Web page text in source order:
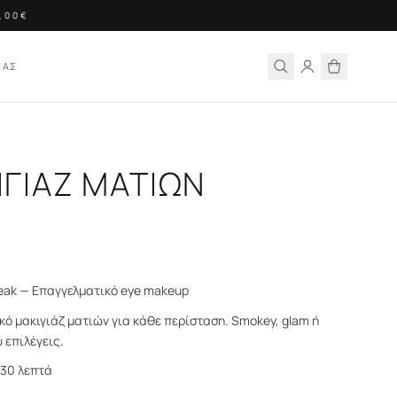
ΜΑΤΙΩΝ
— Επαγγελματικό eye makeup
μακιγιάζ ματιών για κάθε περίσταση. Smokey, glam ή
λεπτά